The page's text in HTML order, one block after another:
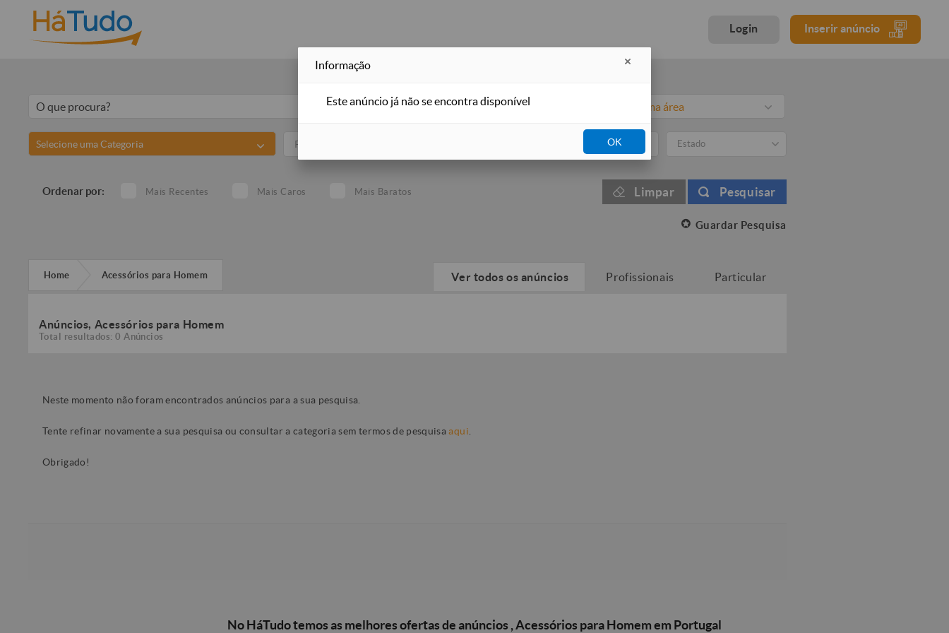
Login Inserir anúncio
Selecione uma área
Selecione uma Categoria Estado
Ordenar por: Mais Recentes Mais Caros Mais Baratos Limpar Pesquisar
Guardar Pesquisa
Home Acessórios para Homem Ver todos os anúncios Profissionais Particular
Anúncios, Acessórios para Homem
Total resultados: 0 Anúncios
Neste momento não foram encontrados anúncios para a sua pesquisa.
Tente refinar novamente a sua pesquisa ou consultar a categoria sem termos de pesquisaaqui
Obrigado!
No HáTudo temos as melhores ofertas de anúncios , Acessórios para Homem em Portugal
Informação
Este anúncio já não se encontra disponível
OK